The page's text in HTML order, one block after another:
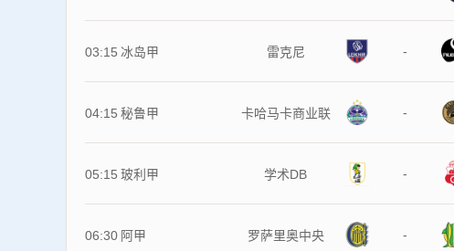
03:15 冰岛甲 雷克尼 -
04:15 秘鲁甲 卡哈马卡商业联 -
05:15 玻利甲 学术DB -
06:30 阿甲 罗萨里奥中央 -